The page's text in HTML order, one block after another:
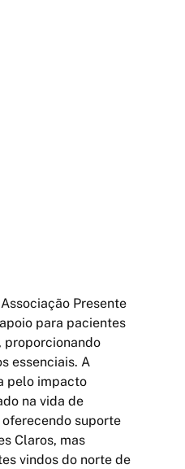
Presente
para pacientes
proporcionando
essenciais. A
pelo impacto
na vida de
suporte
Claros, mas
vindos do norte de